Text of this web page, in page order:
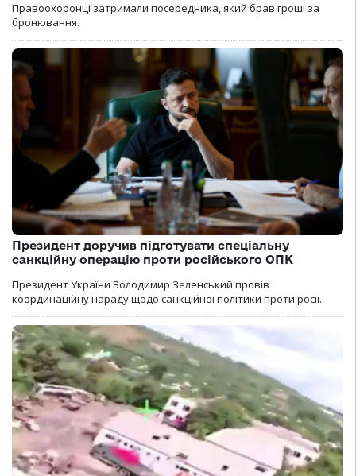
Правоохоронці затримали посередника, який брав гроші за
бронювання.
Президент доручив підготувати спеціальну
санкційну операцію проти російського ОПК
Президент України Володимир Зеленський провів
координаційну нараду щодо санкційної політики проти росії.